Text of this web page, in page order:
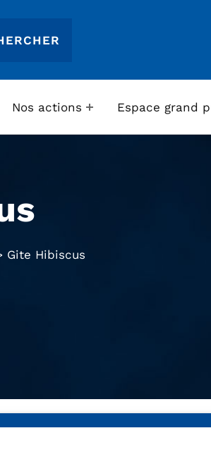
Nos actions Espace grand
Gite Hibiscus